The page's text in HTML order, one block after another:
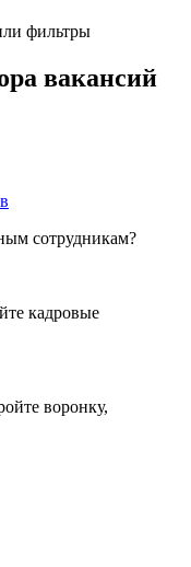
фильтры
вакансий
сотрудникам?
кадровые
воронку,